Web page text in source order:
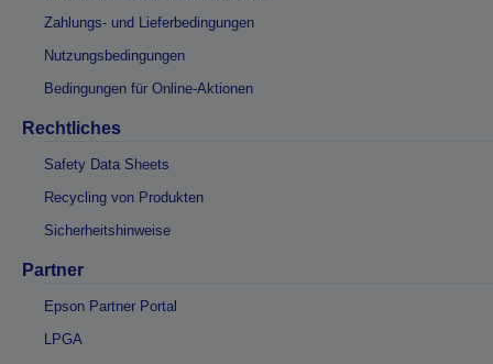
Zahlungs- und Lieferbedingungen
Nutzungsbedingungen
Bedingungen für Online-Aktionen
Rechtliches
Safety Data Sheets
Recycling von Produkten
Sicherheitshinweise
Partner
Epson Partner Portal
LPGA